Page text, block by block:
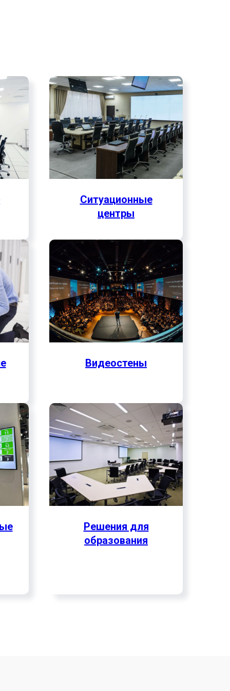
Ситуационные
центры
Видеостены
Решения для
образования